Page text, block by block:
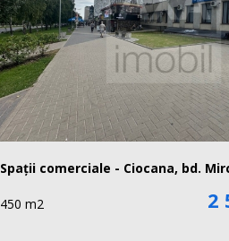
Spații comerciale - Ciocana, bd.
450 m2 2